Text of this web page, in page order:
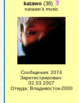
katawo(38)
natawo's music
Сообщения: 2074
Зарегистрирован:
02.03.2007
Откуда: Владивосток-2000